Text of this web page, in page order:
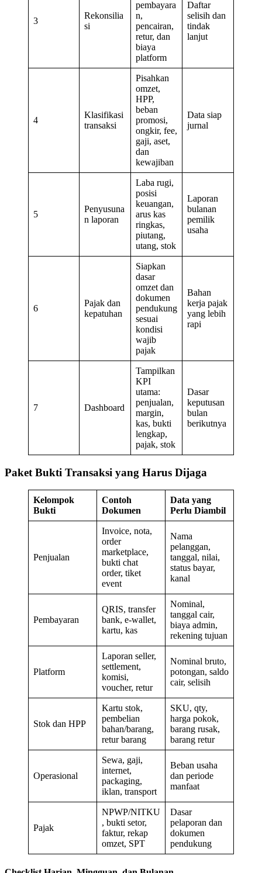
3
Rekonsilia
si
pembayara
n,
pencairan,
retur, dan
biaya
platform
Daftar
selisih dan
tindak
lanjut
4
Klasifikasi
transaksi
Pisahkan
omzet,
HPP,
beban
promosi,
ongkir, fee,
gaji, aset,
dan
kewajiban
Data siap
jurnal
5
Penyusuna
n laporan
Laba rugi,
posisi
keuangan,
arus kas
ringkas,
piutang,
utang, stok
Laporan
bulanan
pemilik
usaha
6
Pajak dan
kepatuhan
Siapkan
dasar
omzet dan
dokumen
pendukung
sesuai
kondisi
wajib
pajak
Bahan
kerja pajak
yang lebih
rapi
7 Dashboard
Tampilkan
KPI
utama:
penjualan,
margin,
kas, bukti
lengkap,
pajak, stok
Dasar
keputusan
bulan
berikutnya
Paket Bukti Transaksi yang Harus Dijaga
Kelompok
Bukti
Contoh
Dokumen
Data yang
Perlu Diambil
Penjualan
Invoice, nota,
order
marketplace,
bukti chat
order, tiket
event
Nama
pelanggan,
tanggal, nilai,
status bayar,
kanal
Pembayaran
QRIS, transfer
bank, e-wallet,
kartu, kas
Nominal,
tanggal cair,
biaya admin,
rekening tujuan
Platform
Laporan seller,
settlement,
komisi,
voucher, retur
Nominal bruto,
potongan, saldo
cair, selisih
Stok dan HPP
Kartu stok,
pembelian
bahan/barang,
retur barang
SKU, qty,
harga pokok,
barang rusak,
barang retur
Operasional
Sewa, gaji,
internet,
packaging,
iklan, transport
Beban usaha
dan periode
manfaat
Pajak
NPWP/NITKU
, bukti setor,
faktur, rekap
omzet, SPT
Dasar
pelaporan dan
dokumen
pendukung